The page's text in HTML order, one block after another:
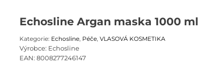
Echosline Argan maska 1000 ml
Kategorie: Echosline Péče VLASOVÁ KOSMETIKA
Výrobce: Echosline
EAN: 8008277246147